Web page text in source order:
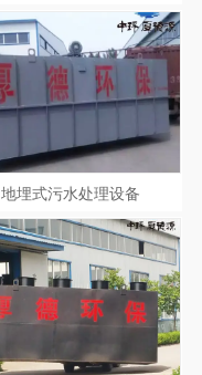
地埋式污水处理设备